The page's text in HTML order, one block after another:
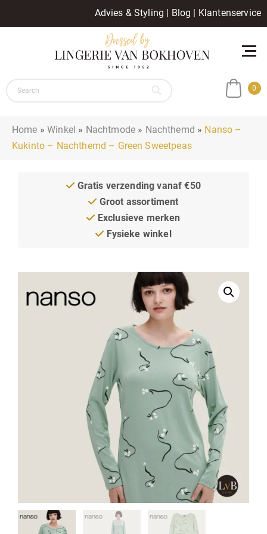
Advies & Styling | Blog | Klantenservice
0
Home »Winkel » Nachtmode » Nachthemd » Nanso –
Kukinto – Nachthemd – Green Sweetpeas
Gratis verzending vanaf €50
Groot assortiment
Exclusieve merken
Fysieke winkel